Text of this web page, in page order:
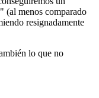
(al menos comparado
resignadamente
lo que no